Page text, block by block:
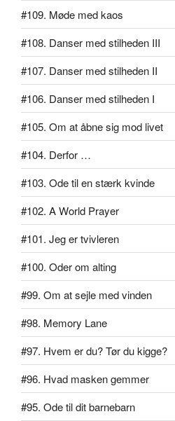
#109. Møde med kaos
#108. Danser med stilheden III
#107. Danser med stilheden II
#106. Danser med stilheden I
#105. Om at åbne sig mod livet
#104. Derfor …
#103. Ode til en stærk kvinde
#102. A World Prayer
#101. Jeg er tvivleren
#100. Oder om alting
#99. Om at sejle med vinden
#98. Memory Lane
#97. Hvem er du? Tør du kigge?
#96. Hvad masken gemmer
#95. Ode til dit barnebarn